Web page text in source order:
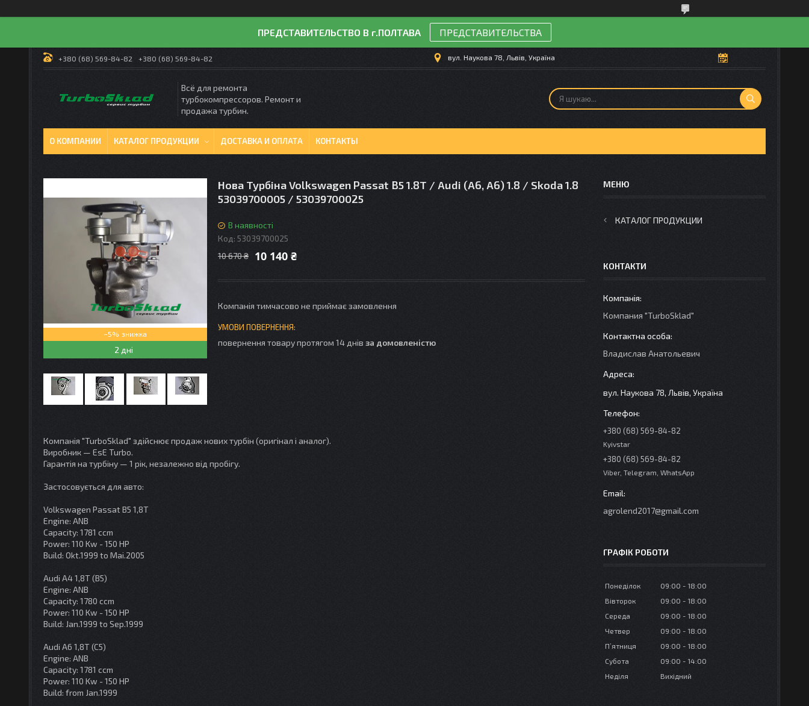
ПРЕДСТАВИТЕЛЬСТВО В г.ПОЛТАВА ПРЕДСТАВИТЕЛЬСТВА
+380 (68) 569-84-82 +380 (68) 569-84-82 вул. Наукова 78, Львів, Україна
Всё для ремонта
турбокомпрессоров. Ремонт и
продажа турбин.
О КОМПАНИИ КАТАЛОГ ПРОДУКЦИИ ДОСТАВКА И ОПЛАТА КОНТАКТЫ
–5%
2 дні
Нова Турбіна Volkswagen Passat B5 1.8T / Audi (A6, A6) 1.8 / Skoda 1.8
53039700005 / 53039700025
В наявності
Код: 53039700025
10 670 ₴
10 140 ₴
Компанія тимчасово не приймає замовлення
повернення товару протягом 14 днів за домовленістю
Компанія "TurboSklad" здійснює продаж нових турбін (оригінал і аналог).
Виробник — EsE Turbo.
Гарантія на турбіну — 1 рік, незалежно від пробігу.
Застосовується для авто:
Volkswagen Passat B5 1,8T
Engine: ANB
Capacity: 1781 ccm
Power: 110 Kw - 150 HP
Build: Okt.1999 to Mai.2005
Audi A4 1,8T (B5)
Engine: ANB
Capacity: 1780 ccm
Power: 110 Kw - 150 HP
Build: Jan.1999 to Sep.1999
Audi A6 1,8T (C5)
Engine: ANB
Capacity: 1781 ccm
Power: 110 Kw - 150 HP
Build: from Jan.1999
КАТАЛОГ ПРОДУКЦИИ
КОНТАКТИ
Компания "TurboSklad"
Владислав Анатольевич
вул. Наукова 78, Львів, Україна
+380 (68) 569-84-82
Kyivstar
+380 (68) 569-84-82
Viber, Telegram, WhatsApp
agrolend2017@gmail.com
ГРАФІК РОБОТИ
Понеділок 09:00
18:00
Вівторок
09:00
18:00
Середа
09:00
18:00
Четвер
09:00
18:00
Пʼятниця
09:00
18:00
Субота
09:00
14:00
Неділя
Вихідний